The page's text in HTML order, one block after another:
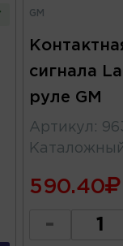
GM
сигнала
руле GM
Артикул :
590.40
-